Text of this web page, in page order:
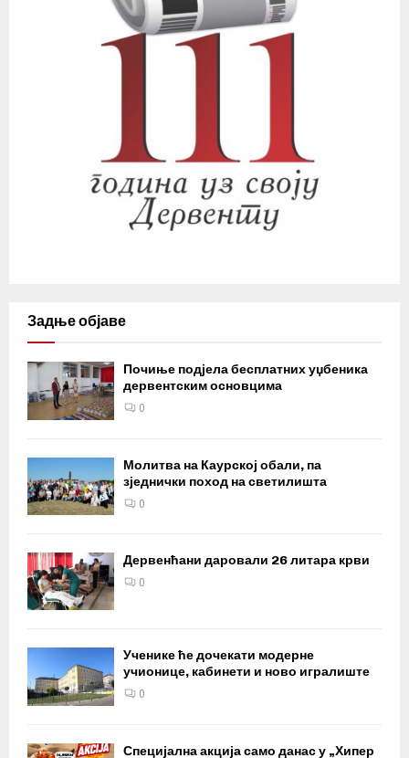
Задње објаве
Почиње подјела бесплатних уџбеника
дервентским основцима
0
Молитва на Каурској обали, па
зједнички поход на светилишта
0
Дервенћани даровали 26 литара крви
0
Ученике ће дочекати модерне
учионице, кабинети и ново игралиште
0
Специјална акција само данас у „Хипер